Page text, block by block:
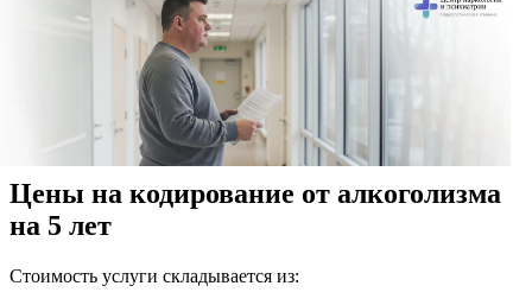
Цены на кодирование от алкоголизма
на 5 лет
Стоимость услуги складывается из: